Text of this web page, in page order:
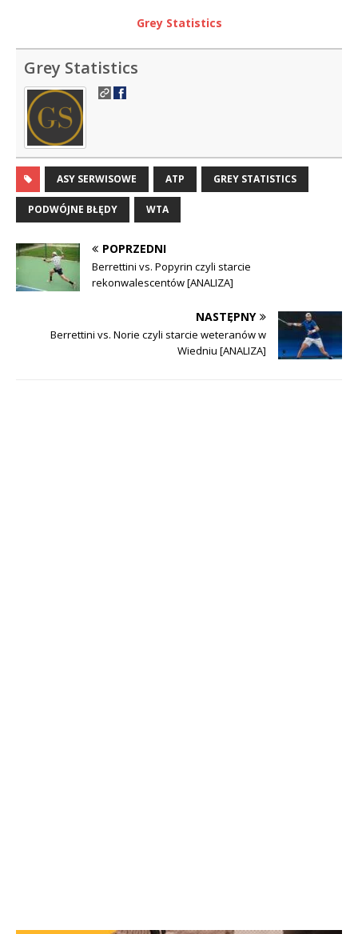
Grey Statistics
Grey Statistics
ASY SERWISOWE ATP GREY STATISTICS
PODWÓJNE BŁĘDY WTA
POPRZEDNI
Berrettini vs. Popyrin czyli starcie
rekonwalescentów [ANALIZA]
NASTĘPNY
Berrettini vs. Norie czyli starcie weteranów w
Wiedniu [ANALIZA]